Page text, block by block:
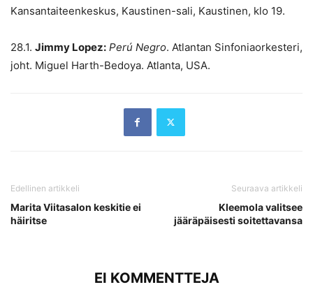
Kansantaiteenkeskus, Kaustinen-sali, Kaustinen, klo 19.
28.1. Jimmy Lopez: Perú Negro. Atlantan Sinfoniaorkesteri,
joht. Miguel Harth-Bedoya. Atlanta, USA.
Edellinen artikkeli
Marita Viitasalon keskitie ei
häiritse
Seuraava artikkeli
Kleemola valitsee
jääräpäisesti soitettavansa
EI KOMMENTTEJA